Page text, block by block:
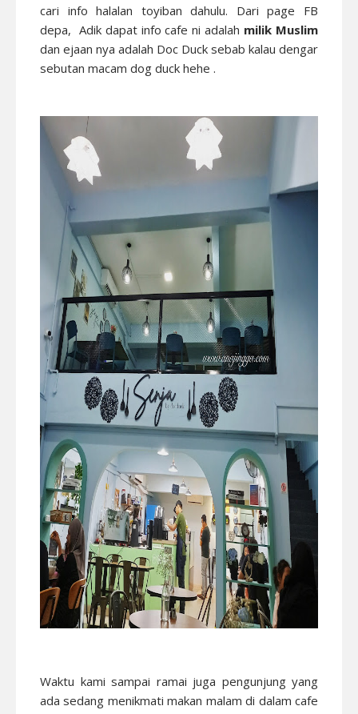
cari info halalan toyiban dahulu. Dari page FB
depa, Adik dapat info cafe ni adalah milik Muslim
dan ejaan nya adalah Doc Duck sebab kalau dengar
sebutan macam dog duck hehe .
Waktu kami sampai ramai juga pengunjung yang
ada sedang menikmati makan malam di dalam cafe